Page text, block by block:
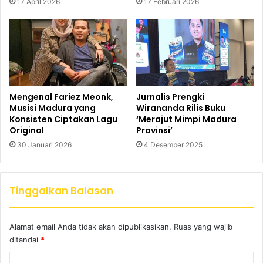
Mengenal Fariez Meonk,
Musisi Madura yang
Konsisten Ciptakan Lagu
Original
30 Januari 2026
Jurnalis Prengki
Wirananda Rilis Buku
‘Merajut Mimpi Madura
Provinsi’
4 Desember 2025
Tinggalkan Balasan
Alamat email Anda tidak akan dipublikasikan. Ruas yang wajib
ditandai *